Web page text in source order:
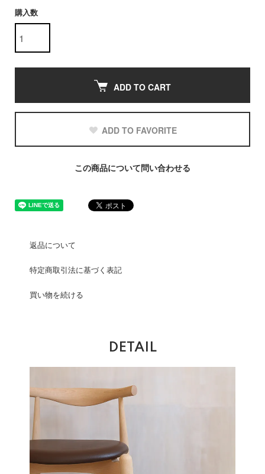
購入数
ADD TO CART
ADD TO FAVORITE
この商品について問い合わせる
返品について
特定商取引法に基づく表記
買い物を続ける
DETAIL